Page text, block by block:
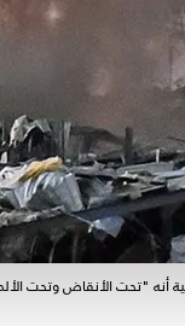
أنه "تحت الأنقاض وتحت